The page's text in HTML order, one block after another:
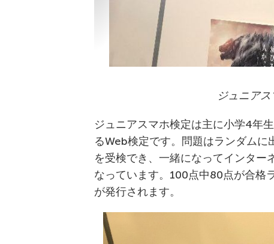
ジュニア
ジュニアスマホ検定は主に小学4年
るWeb検定です。問題はランダム
を受検でき、一緒になってインター
なっています。100点中80点が合格
が発行されます。